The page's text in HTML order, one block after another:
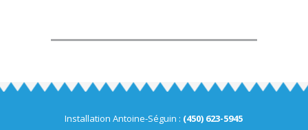
Installation Antoine-Séguin : (450) 623-5945